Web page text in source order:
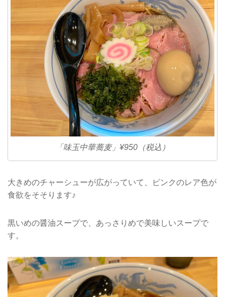
「味玉中華蕎麦」¥950（税込）
大きめのチャーシューが広がっていて、ピンクのレア色が
食欲をそそります♪
黒いめの醤油スープで、あっさりめで美味しいスープで
す。